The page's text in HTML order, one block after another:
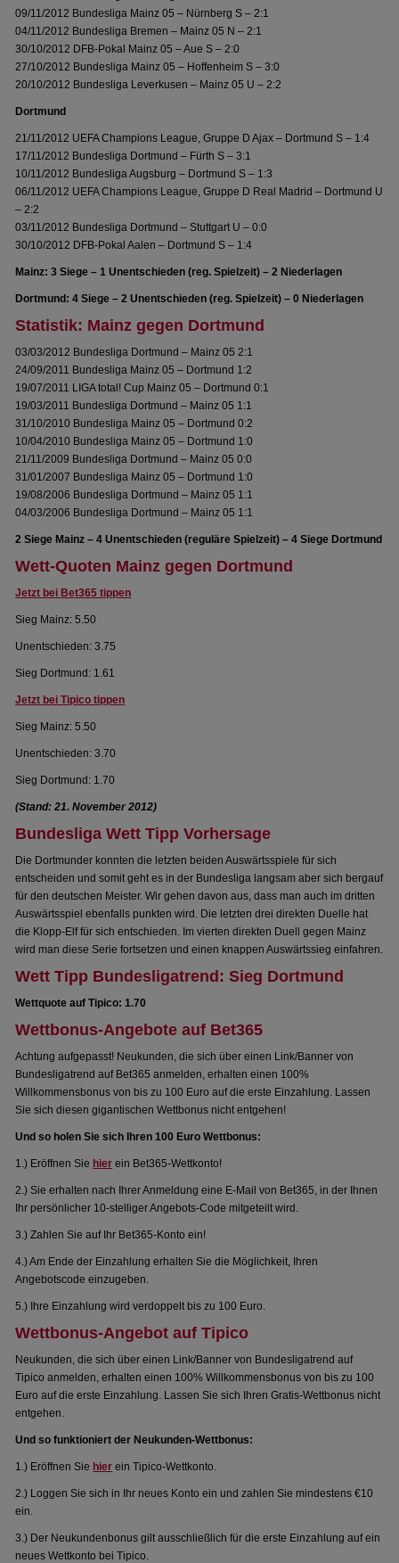
09/11/2012 Bundesliga Mainz 05 – Nürnberg S – 2:1
04/11/2012 Bundesliga Bremen – Mainz 05 N – 2:1
30/10/2012 DFB-Pokal Mainz 05 – Aue S – 2:0
27/10/2012 Bundesliga Mainz 05 – Hoffenheim S – 3:0
20/10/2012 Bundesliga Leverkusen – Mainz 05 U – 2:2
Dortmund
21/11/2012 UEFA Champions League, Gruppe D Ajax – Dortmund S – 1:4
17/11/2012 Bundesliga Dortmund – Fürth S – 3:1
10/11/2012 Bundesliga Augsburg – Dortmund S – 1:3
06/11/2012 UEFA Champions League, Gruppe D Real Madrid – Dortmund U
– 2:2
03/11/2012 Bundesliga Dortmund – Stuttgart U – 0:0
30/10/2012 DFB-Pokal Aalen – Dortmund S – 1:4
Mainz: 3 Siege – 1 Unentschieden (reg. Spielzeit) – 2 Niederlagen
Dortmund: 4 Siege – 2 Unentschieden (reg. Spielzeit) – 0 Niederlagen
Statistik: Mainz gegen Dortmund
03/03/2012 Bundesliga Dortmund – Mainz 05 2:1
24/09/2011 Bundesliga Mainz 05 – Dortmund 1:2
19/07/2011 LIGA total! Cup Mainz 05 – Dortmund 0:1
19/03/2011 Bundesliga Dortmund – Mainz 05 1:1
31/10/2010 Bundesliga Mainz 05 – Dortmund 0:2
10/04/2010 Bundesliga Mainz 05 – Dortmund 1:0
21/11/2009 Bundesliga Dortmund – Mainz 05 0:0
31/01/2007 Bundesliga Mainz 05 – Dortmund 1:0
19/08/2006 Bundesliga Dortmund – Mainz 05 1:1
04/03/2006 Bundesliga Dortmund – Mainz 05 1:1
2 Siege Mainz – 4 Unentschieden (reguläre Spielzeit) – 4 Siege Dortmund
Wett-Quoten Mainz gegen Dortmund
Jetzt bei Bet365 tippen
Sieg Mainz: 5.50
Unentschieden: 3.75
Sieg Dortmund: 1.61
Jetzt bei Tipico tippen
Sieg Mainz: 5.50
Unentschieden: 3.70
Sieg Dortmund: 1.70
(Stand: 21. November 2012)
Bundesliga Wett Tipp Vorhersage
Die Dortmunder konnten die letzten beiden Auswärtsspiele für sich
entscheiden und somit geht es in der Bundesliga langsam aber sich bergauf
für den deutschen Meister. Wir gehen davon aus, dass man auch im dritten
Auswärtsspiel ebenfalls punkten wird. Die letzten drei direkten Duelle hat
die Klopp-Elf für sich entschieden. Im vierten direkten Duell gegen Mainz
wird man diese Serie fortsetzen und einen knappen Auswärtssieg einfahren.
Wett Tipp Bundesligatrend: Sieg Dortmund
Wettquote auf Tipico: 1.70
Wettbonus-Angebote auf Bet365
Achtung aufgepasst! Neukunden, die sich über einen Link/Banner von
Bundesligatrend auf Bet365 anmelden, erhalten einen 100%
Willkommensbonus von bis zu 100 Euro auf die erste Einzahlung. Lassen
Sie sich diesen gigantischen Wettbonus nicht entgehen!
Und so holen Sie sich Ihren 100 Euro Wettbonus:
1.) Eröffnen Sie hier ein Bet365-Wettkonto!
2.) Sie erhalten nach Ihrer Anmeldung eine E-Mail von Bet365, in der Ihnen
Ihr persönlicher 10-stelliger Angebots-Code mitgeteilt wird.
3.) Zahlen Sie auf Ihr Bet365-Konto ein!
4.) Am Ende der Einzahlung erhalten Sie die Möglichkeit, Ihren
Angebotscode einzugeben.
5.) Ihre Einzahlung wird verdoppelt bis zu 100 Euro.
Wettbonus-Angebot auf Tipico
Neukunden, die sich über einen Link/Banner von Bundesligatrend auf
Tipico anmelden, erhalten einen 100% Willkommensbonus von bis zu 100
Euro auf die erste Einzahlung. Lassen Sie sich Ihren Gratis-Wettbonus nicht
entgehen.
Und so funktioniert der Neukunden-Wettbonus:
1.) Eröffnen Sie hier ein Tipico-Wettkonto.
2.) Loggen Sie sich in Ihr neues Konto ein und zahlen Sie mindestens €10
ein.
3.) Der Neukundenbonus gilt ausschließlich für die erste Einzahlung auf ein
neues Wettkonto bei Tipico.